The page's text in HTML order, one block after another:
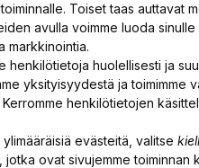
Toiset taas auttavat
avulla voimme luoda
markkinointia.
henkilötietoja huolellisesti ja
yksityisyydestä ja toimimme
henkilötietojen
evästeitä, valitse
ovat sivujemme toiminnan